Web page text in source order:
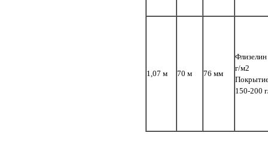
1,07 м 70 м 76 мм
г/м2
150-200